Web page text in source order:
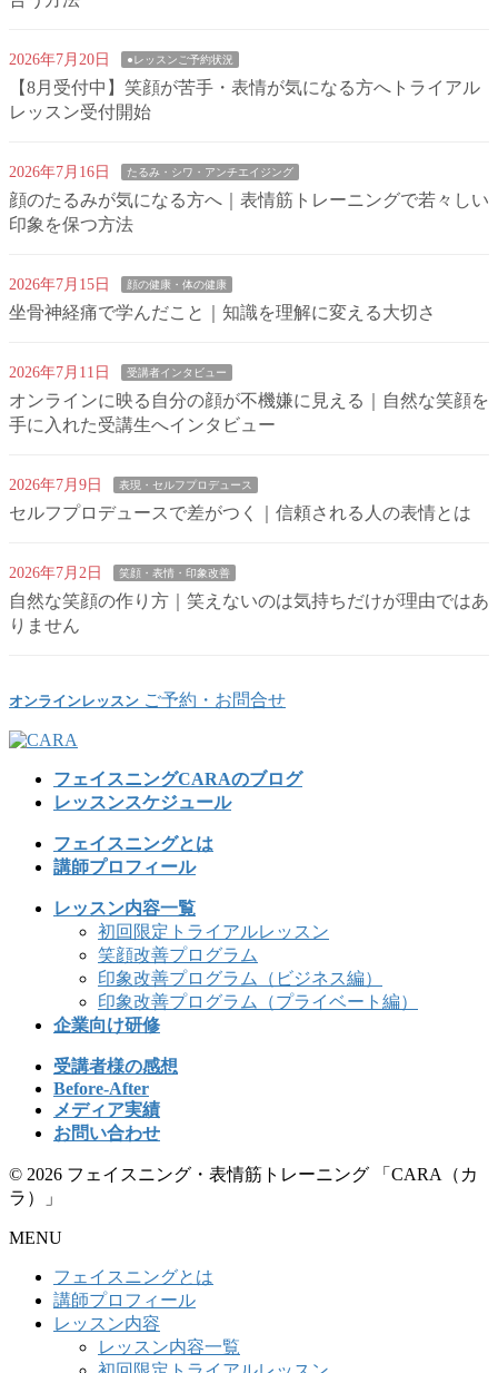
2026年7月20日 ●レッスンご予約状況
【8月受付中】笑顔が苦手・表情が気になる方へトライアル
レッスン受付開始
2026年7月16日 たるみ・シワ・アンチエイジング
顔のたるみが気になる方へ｜表情筋トレーニングで若々しい
印象を保つ方法
2026年7月15日 顔の健康・体の健康
坐骨神経痛で学んだこと｜知識を理解に変える大切さ
2026年7月11日 受講者インタビュー
オンラインに映る自分の顔が不機嫌に見える｜自然な笑顔を
手に入れた受講生へインタビュー
2026年7月9日 表現・セルフプロデュース
セルフプロデュースで差がつく｜信頼される人の表情とは
2026年7月2日 笑顔・表情・印象改善
自然な笑顔の作り方｜笑えないのは気持ちだけが理由ではあ
りません
オンラインレッスン ご予約・お問合せ
フェイスニングCARAのブログ
レッスンスケジュール
フェイスニングとは
講師プロフィール
レッスン内容一覧
初回限定トライアルレッスン
笑顔改善プログラム
印象改善プログラム（ビジネス編）
印象改善プログラム（プライベート編）
企業向け研修
受講者様の感想
Before-After
メディア実績
お問い合わせ
© 2026 フェイスニング・表情筋トレーニング 「CARA（カ
ラ）」
MENU
フェイスニングとは
講師プロフィール
レッスン内容
レッスン内容一覧